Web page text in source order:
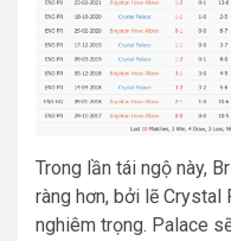
Trong lần tái ngộ này,
ràng hơn, bởi lẽ
nghiêm trọng. Palace